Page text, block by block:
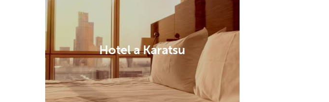
Hotel a Karatsu